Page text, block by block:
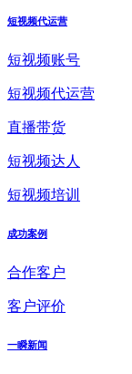
短视频代运营
短视频账号
短视频代运营
直播带货
短视频达人
短视频培训
成功案例
合作客户
客户评价
一瞬新闻